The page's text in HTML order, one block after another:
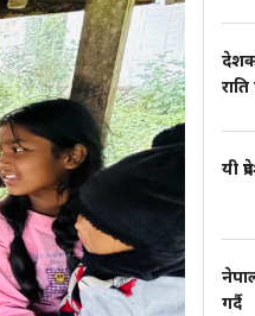
यी
गर्दै